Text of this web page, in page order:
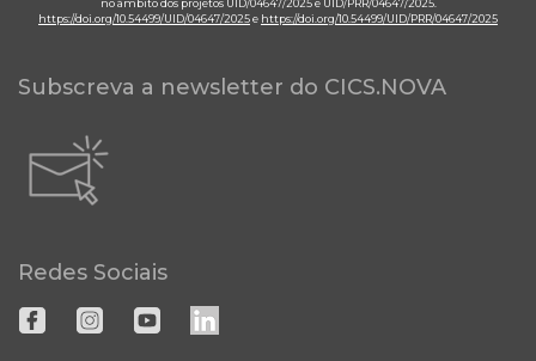
no âmbito dos projetos UID/04647/2025 e UID/PRR/04647/2025.
https://doi.org/10.54499/UID/04647/2025e https://doi.org/10.54499/UID/PRR/04647/2025
Subscreva a newsletter do CICS.NOVA
Redes Sociais